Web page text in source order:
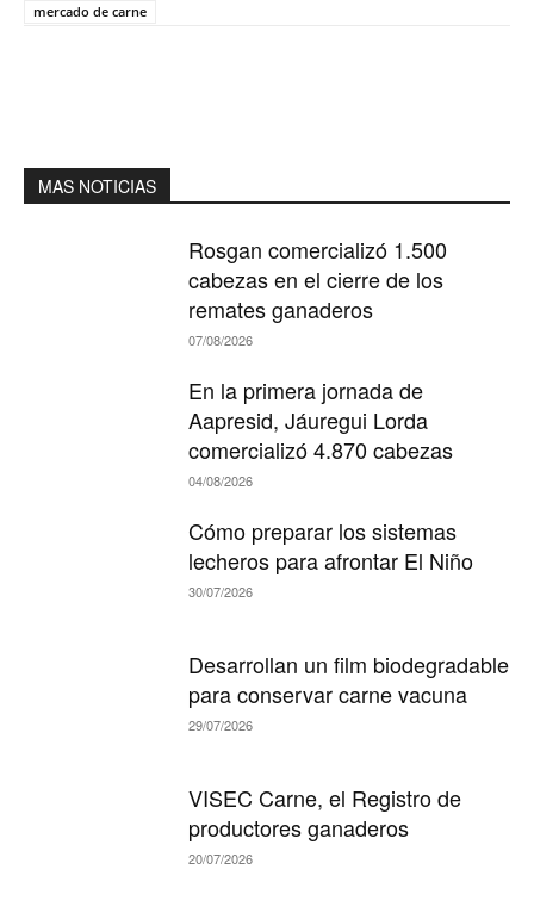
mercado de carne
MAS NOTICIAS
Rosgan comercializó 1.500
cabezas en el cierre de los
remates ganaderos
07/08/2026
En la primera jornada de
Aapresid, Jáuregui Lorda
comercializó 4.870 cabezas
04/08/2026
Cómo preparar los sistemas
lecheros para afrontar El Niño
30/07/2026
Desarrollan un film biodegradable
para conservar carne vacuna
29/07/2026
VISEC Carne, el Registro de
productores ganaderos
20/07/2026